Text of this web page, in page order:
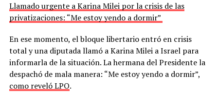
Llamado urgente a Karina Milei por la crisis de las
privatizaciones: “Me estoy yendo a dormir”
En ese momento, el bloque libertario entró en crisis
total y una diputada llamó a Karina Milei a Israel para
informarla de la situación. La hermana del Presidente la
despachó de mala manera: “Me estoy yendo a dormir”,
como reveló LPO.